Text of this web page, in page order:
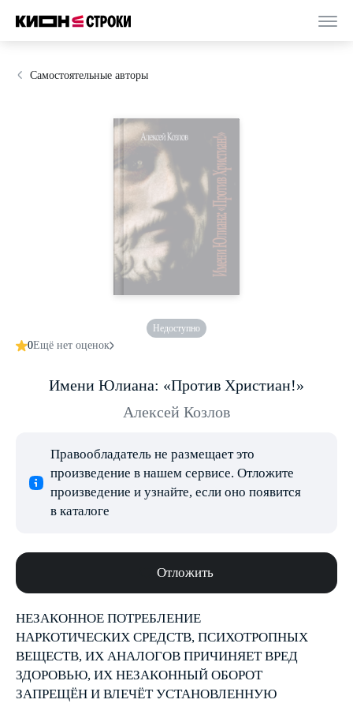
Самостоятельные авторы
Недоступно
0Ещё нет оценок
Имени Юлиана: «Против Христиан!»
Алексей Козлов
Правообладатель не размещает это
произведение в нашем сервисе. Отложите
произведение и узнайте, если оно появится
в каталоге
Отложить
НЕЗАКОННОЕ ПОТРЕБЛЕНИЕ
НАРКОТИЧЕСКИХ СРЕДСТВ, ПСИХОТРОПНЫХ
ВЕЩЕСТВ, ИХ АНАЛОГОВ ПРИЧИНЯЕТ ВРЕД
ЗДОРОВЬЮ, ИХ НЕЗАКОННЫЙ ОБОРОТ
ЗАПРЕЩЁН И ВЛЕЧЁТ УСТАНОВЛЕННУЮ